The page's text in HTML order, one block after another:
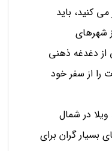
کنید، باید
شهرهای
از دغدغه ذهنی
را از سفر خود
در شمال
گران برای